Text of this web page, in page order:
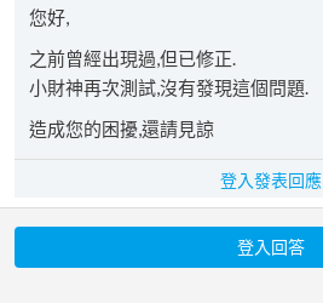
您好,
之前曾經出現過,但已修正.
小財神再次測試,沒有發現這個問題.
造成您的困擾,還請見諒
登入發表回應
登入回答